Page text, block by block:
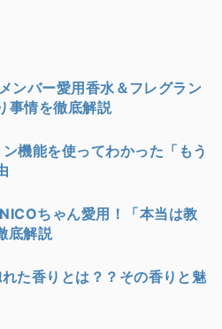
ンバー愛用香水＆フレグラン
事情を徹底解説
機能を使ってわかった「もう
ちゃん愛用！「本当は教
底解説
た香りとは？？その香りと魅